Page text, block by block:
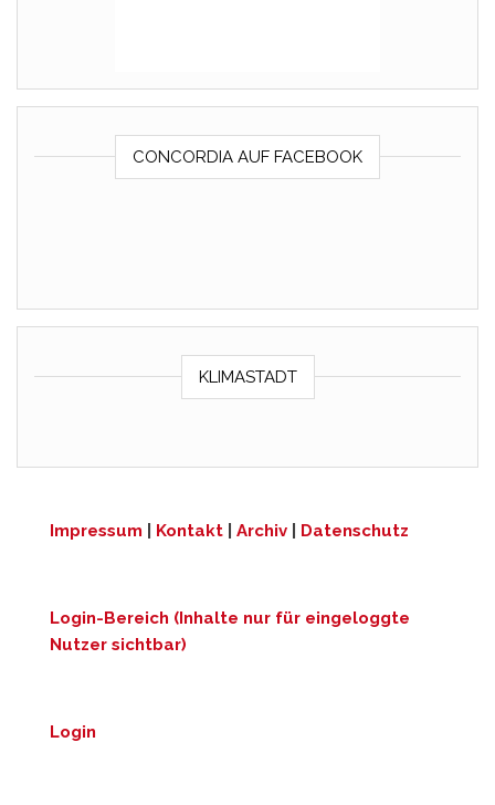
CONCORDIA AUF FACEBOOK
KLIMASTADT
Impressum Kontakt Archiv Datenschutz
Login-Bereich (Inhalte nur für eingeloggte
Nutzer sichtbar)
Login